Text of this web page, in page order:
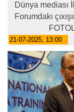
Dünya mediası
Forumdakı
21-07-2025, 13:00